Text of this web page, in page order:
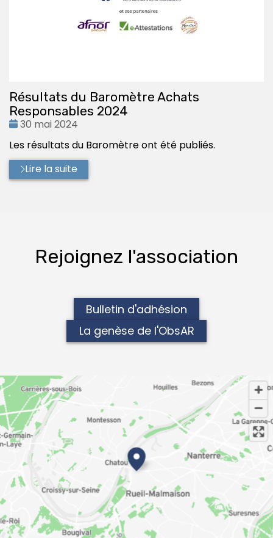
Résultats du Baromètre Achats
Responsables 2024
Date
30 mai 2024
Les résultats du Baromètre ont été publiés.
Lire la suite
Rejoignez l'association
Bulletin d'adhésion
La genèse de l'ObsAR